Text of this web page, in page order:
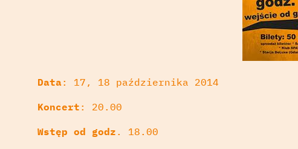
Data: 17, 18 października 2014
Koncert : 20.00
Wstęp od godz . 18.00